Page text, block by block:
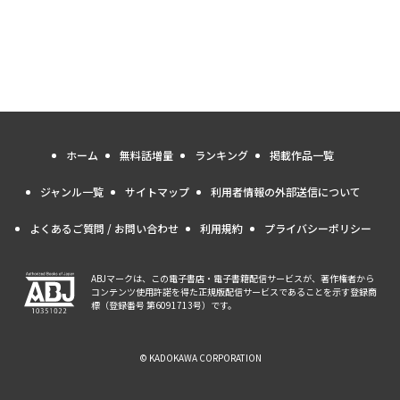
ホーム 無料話増量 ランキング 掲載作品一覧
ジャンル一覧 サイトマップ 利用者情報の外部送信について
よくあるご質問 / お問い合わせ 利用規約 プライバシーポリシー
ABJマークは、この電子書店・電子書籍配信サービスが、著作権者から
コンテンツ使用許諾を得た正規版配信サービスであることを示す登録商
標（登録番号 第6091713号）です。
© KADOKAWA CORPORATION